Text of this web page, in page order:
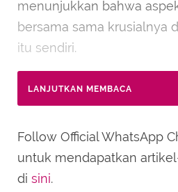
menunjukkan bahwa
bersama sama krusialnya
itu sendiri.
LANJUTKAN MEMBACA
Follow Official WhatsApp
untuk mendapatkan
di sini.